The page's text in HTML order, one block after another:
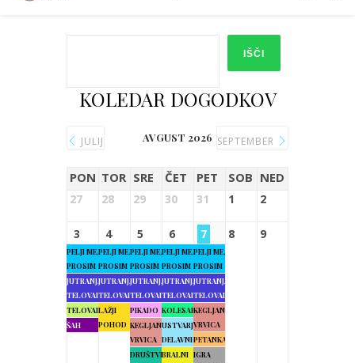
IŠČI
KOLEDAR DOGODKOV
JULIJ AVGUST 2026 SEPTEMBER
PON TOR SRE ČET PET SOB NED
27 28 29 30 31 1 2
3
PELJI ME,
PROSIM
JUTRANJA
TELOVADBA
TELOVADBA
ŠAH
4
PELJI ME,
PROSIM
JUTRANJA
TELOVADBA
LAŽJI
POHOD
5
PELJI ME,
PROSIM
JUTRANJA
TELOVADBA
PIKADO
KEGLJANJE
VRVICA
DRUŠTVENA
6
PELJI ME,
PROSIM
JUTRANJA
TELOVADBA
KOLESARJENJE
USTVARJALNE
DELAVNICE
BRALNI
7
PELJI ME,
PROSIM
JUTRANJA
TELOVADBA
KEGLJANJE
VRVICA
PETANKA
IGRA
8 9